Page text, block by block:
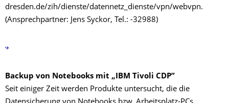
dresden.de/zih/dienste/datennetz_dienste/vpn/webvpn.
(Ansprechpartner: Jens Syckor, Tel.: -32988)
Backup von Notebooks mit „IBM Tivoli CDP”
Seit einiger Zeit werden Produkte untersucht, die die